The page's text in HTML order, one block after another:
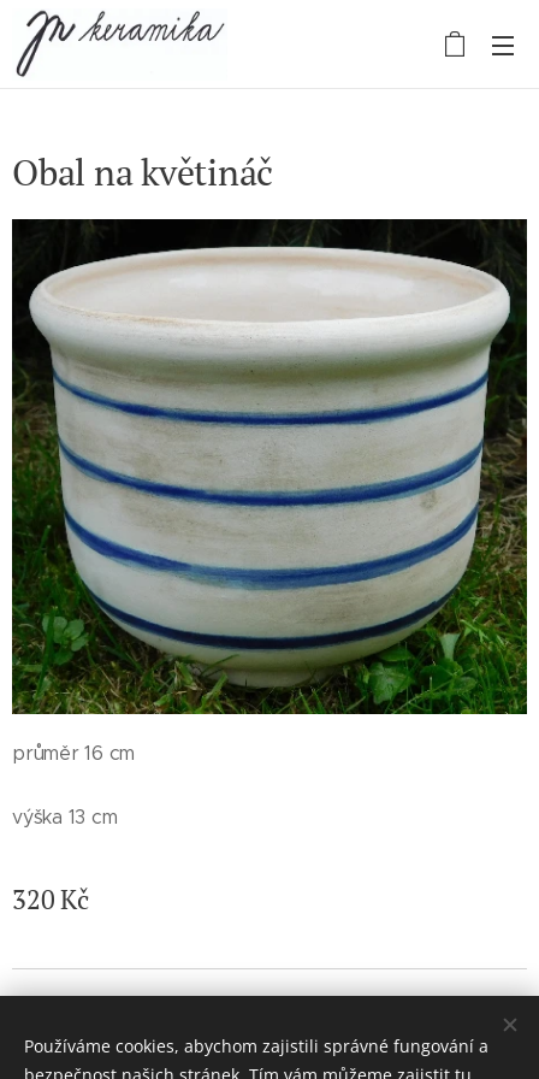
Obal na květináč
průměr 16 cm
výška 13 cm
320Kč
Vytvořeno službouWebnode Cookies
Používáme cookies, abychom zajistili správné fungování a